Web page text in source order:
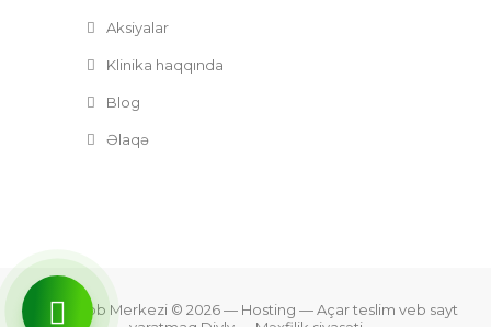
Aksiyalar
Klinika haqqında
Blog
Əlaqə
Zefer Tibb Merkezi © 2026— Hosting —Açar teslim veb sayt